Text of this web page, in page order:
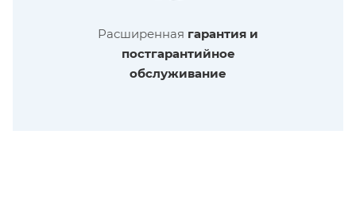
Расширенная гарантия и
постгарантийное
обслуживание